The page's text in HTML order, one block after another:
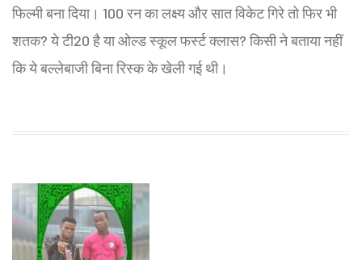
फिल्मी बना दिया। 100 रन का लक्ष्य और सात विकेट गिरे तो फिर भी
शतक? ये टी20 है या ओल्ड स्कूल फर्स्ट क्लास? किसी ने बताया नहीं
कि ये बल्लेबाजी बिना रिस्क के खेली गई थी।